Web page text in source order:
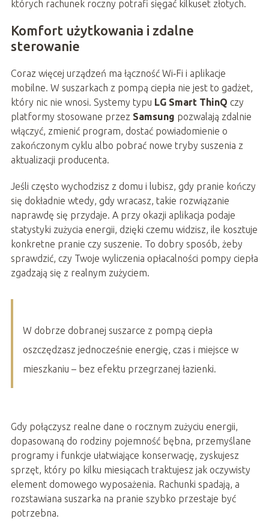
których rachunek roczny potrafi sięgać kilkuset złotych.
Komfort użytkowania i zdalne
sterowanie
Coraz więcej urządzeń ma łączność Wi‑Fi i aplikacje
mobilne. W suszarkach z pompą ciepła nie jest to gadżet,
który nic nie wnosi. Systemy typu LG Smart ThinQ czy
platformy stosowane przez Samsung pozwalają zdalnie
włączyć, zmienić program, dostać powiadomienie o
zakończonym cyklu albo pobrać nowe tryby suszenia z
aktualizacji producenta.
Jeśli często wychodzisz z domu i lubisz, gdy pranie kończy
się dokładnie wtedy, gdy wracasz, takie rozwiązanie
naprawdę się przydaje. A przy okazji aplikacja podaje
statystyki zużycia energii, dzięki czemu widzisz, ile kosztuje
konkretne pranie czy suszenie. To dobry sposób, żeby
sprawdzić, czy Twoje wyliczenia opłacalności pompy ciepła
zgadzają się z realnym zużyciem.
W dobrze dobranej suszarce z pompą ciepła
oszczędzasz jednocześnie energię, czas i miejsce w
mieszkaniu – bez efektu przegrzanej łazienki.
Gdy połączysz realne dane o rocznym zużyciu energii,
dopasowaną do rodziny pojemność bębna, przemyślane
programy i funkcje ułatwiające konserwację, zyskujesz
sprzęt, który po kilku miesiącach traktujesz jak oczywisty
element domowego wyposażenia. Rachunki spadają, a
rozstawiana suszarka na pranie szybko przestaje być
potrzebna.